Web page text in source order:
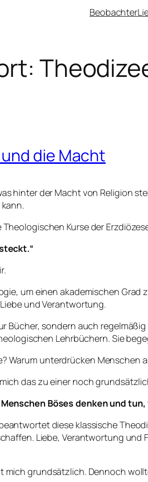
Beobachter
die Macht
hinter der Macht von Religion
Kurse der
um einen akademischen
und Verantwortung.
Bücher, sondern auch
Lehrbüchern. Sie
Warum unterdrücken Menschen
das zu einer noch
Böses denken und
diese klassische
Liebe, Verantwortung und
mich grundsätzlich. Dennoch